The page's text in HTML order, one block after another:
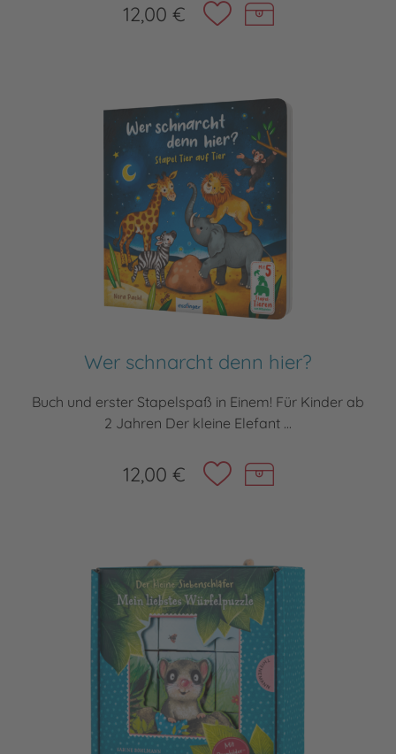
12,00 €
Wer schnarcht denn hier?
Buch und erster Stapelspaß in Einem! Für Kinder ab
2 Jahren Der kleine Elefant ...
12,00 €